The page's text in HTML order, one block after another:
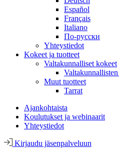
Español
Français
Italiano
По-русски
Yhteystiedot
Kokeet ja tuotteet
Valtakunnalliset kokeet
Muut tuotteet
Tarrat
Ajankohtaista
Koulutukset ja webinaarit
Yhteystiedot
Kirjaudu jäsenpalveluun